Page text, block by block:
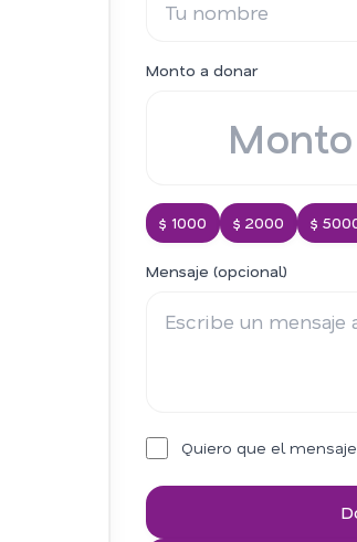
Monto a donar
$ 1000 $ 2000 $
Mensaje (opcional)
Quiero que el